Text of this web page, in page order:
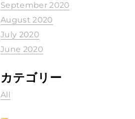
September 2020
August 2020
July 2020
June 2020
カテゴリー
All